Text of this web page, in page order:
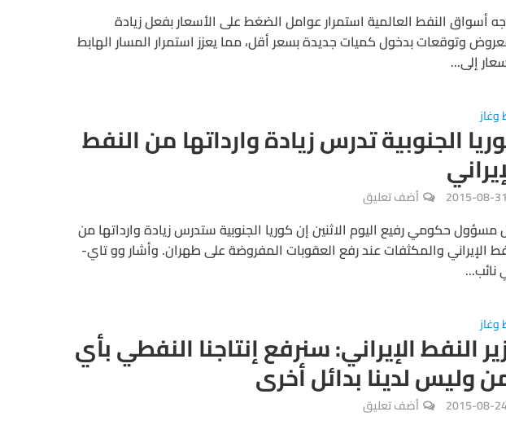
أسواق النفط العالمية استمرار عوامل الضغط على الأسعار بفعل زيادة
وتوقعات بدخول كميات جديدة بسعر أقل، مما يعزز استمرار المسار الهابط
إلى...
وغاز
الجنوبية تدرس زيادة وارداتها من النفط
2015-08-31 أضف تعليق
مسؤول حكومي رفيع اليوم الاثنين إن كوريا الجنوبية ستدرس زيادة وارداتها من
الإيراني والمكثفات عند رفع العقوبات المفروضة على طهران. وأشار وو تاي-
وغاز
النفط الإيراني: سنرفع إنتاجنا النفطي بأي
وليس لدينا بدائل أخرى
2015-08- أضف تعليق